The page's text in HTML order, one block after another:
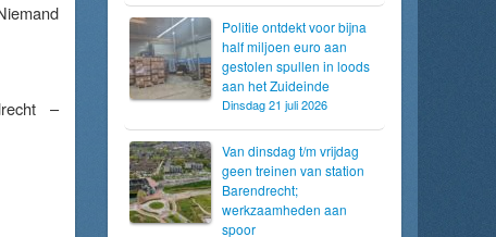
–
Politie ontdekt voor bijna
half miljoen euro aan
gestolen spullen in loods
aan het Zuideinde
Dinsdag 21 juli 2026
Van dinsdag t/m vrijdag
geen treinen van station
Barendrecht;
werkzaamheden aan
spoor